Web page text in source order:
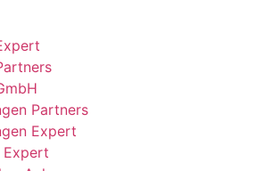
Partners
Expert
Expert